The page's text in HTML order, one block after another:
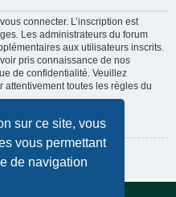
sur ce site, vous
vous permettant
de navigation
connecter. L’inscription est
Les administrateurs du forum
aux utilisateurs inscrits.
pris connaissance de nos
de confidentialité. Veuillez
toutes les règles du